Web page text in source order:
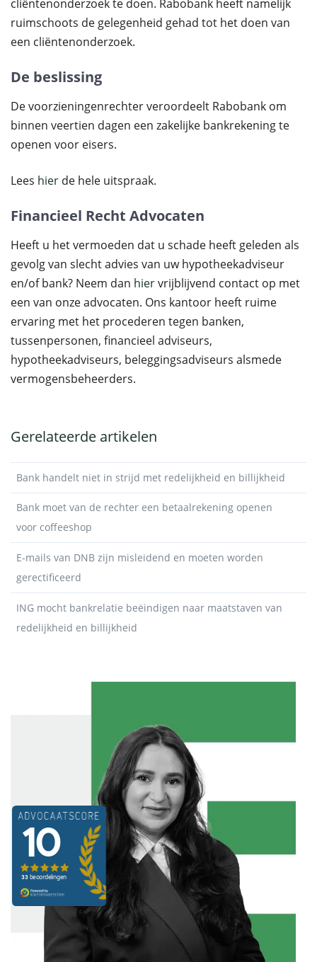
cliëntenonderzoek te doen. Rabobank heeft namelijk
ruimschoots de gelegenheid gehad tot het doen van
een cliëntenonderzoek.
De beslissing
De voorzieningenrechter veroordeelt Rabobank om
binnen veertien dagen een zakelijke bankrekening te
openen voor eisers.
Lees hier de hele uitspraak.
Financieel Recht Advocaten
Heeft u het vermoeden dat u schade heeft geleden als
gevolg van slecht advies van uw hypotheekadviseur
en/of bank? Neem dan hiervrijblijvend contact op met
een van onze advocaten. Ons kantoor heeft ruime
ervaring met het procederen tegen banken,
tussenpersonen, financieel adviseurs,
hypotheekadviseurs, beleggingsadviseurs alsmede
vermogensbeheerders.
Gerelateerde artikelen
Bank handelt niet in strijd met redelijkheid en billijkheid
Bank moet van de rechter een betaalrekening openen
voor coffeeshop
E-mails van DNB zijn misleidend en moeten worden
gerectificeerd
ING mocht bankrelatie beëindigen naar maatstaven van
redelijkheid en billijkheid